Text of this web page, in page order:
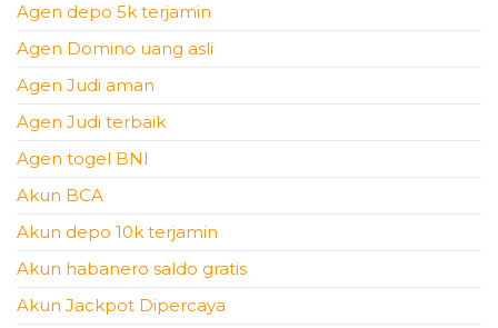
Agen depo 5k terjamin
Agen Domino uang asli
Agen Judi aman
Agen Judi terbaik
Agen togel BNI
Akun BCA
Akun depo 10k terjamin
Akun habanero saldo gratis
Akun Jackpot Dipercaya